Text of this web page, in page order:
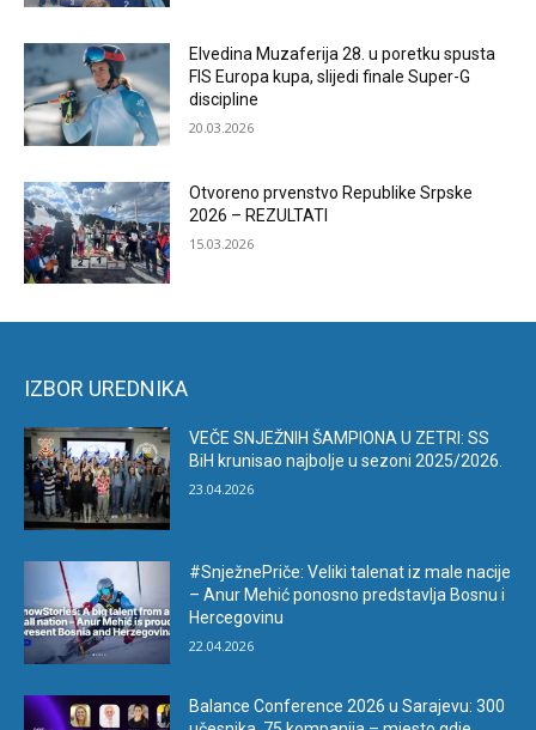
Elvedina Muzaferija 28. u poretku spusta
FIS Europa kupa, slijedi finale Super-G
discipline
20.03.2026
Otvoreno prvenstvo Republike Srpske
2026 – REZULTATI
15.03.2026
IZBOR UREDNIKA
VEČE SNJEŽNIH ŠAMPIONA U ZETRI: SS
BiH krunisao najbolje u sezoni 2025/2026.
23.04.2026
#SnježnePriče: Veliki talenat iz male nacije
– Anur Mehić ponosno predstavlja Bosnu i
Hercegovinu
22.04.2026
Balance Conference 2026 u Sarajevu: 300